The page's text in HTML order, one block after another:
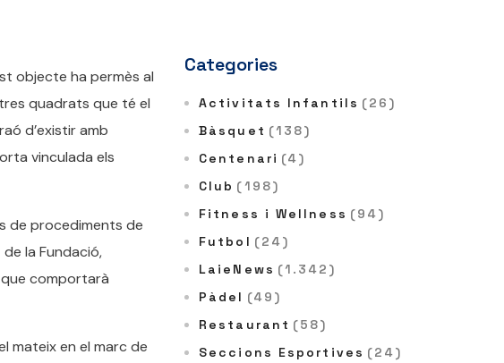
objecte ha permès al
quadrats que té el
d’existir amb
vinculada els
de procediments de
la Fundació,
comportarà
mateix en el marc de
Categories
Activitats Infantils (26)
Bàsquet (138)
Centenari (4)
Club (198)
Fitness i Wellness (94)
Futbol (24)
LaieNews (1.342)
Pàdel (49)
Restaurant (58)
Seccions Esportives (24)